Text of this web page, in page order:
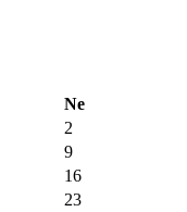
Ne
2
9
16
23